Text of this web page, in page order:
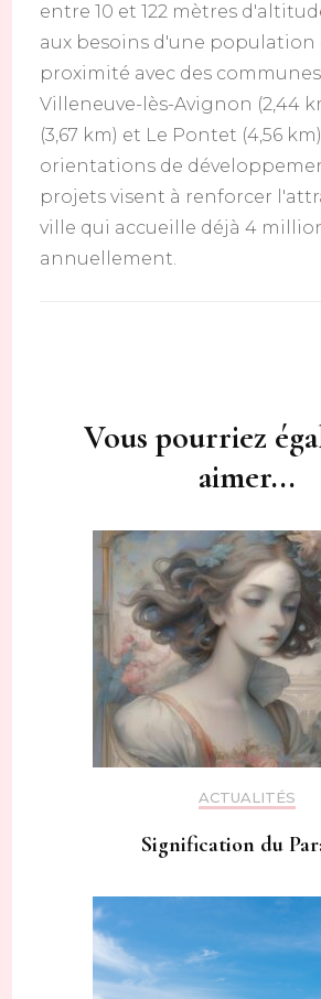
entre 10 et 122 mètres
aux besoins d'une population
proximité avec des
Villeneuve-lès-Avignon (2,44
(3,67 km) et Le Pontet (4,56
orientations de
projets visent à renforcer
ville qui accueille déjà 4
annuellement.
Vous pourriez
aimer...
ACTUALITÉS
Signification du